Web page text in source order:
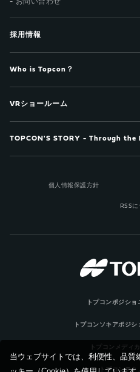
当ウェブサイトでは、利便性、品質
お問い合わせ
採用情報
Who is Topcon？
VRショールーム
TOPCON'S STORY - Through the
個人情報保護方針
RSS
トプコンポジシ
トプコンソキアポジ
トプコンメディ
トプコンテク